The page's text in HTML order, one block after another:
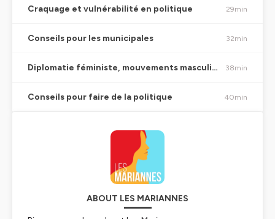
Craquage et vulnérabilité en politique 29min
Conseils pour les municipales 32min
Diplomatie féministe, mouvements masculinistes, consentement et violences conjugales 38min
Conseils pour faire de la politique 40min
ABOUT LES MARIANNES